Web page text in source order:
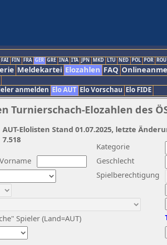
FAI FIN FRA GER GRE INA ITA JPN MKD LTU NED POL POR ROU
Meldekartei Elozahlen FAQ
anmelden Elo AUT Elo Vorschau Elo FIDE
Elozahlen des
Vorname
Kategorie
Geschlecht
Spieler (Land=AUT)
Spielberechtigung
AUT-Elolisten Stand 01.07.2025, letzte
7.518